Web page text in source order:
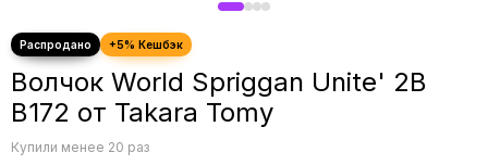
Волчок World Spriggan Unite' 2B
B172 от Takara Tomy
Купили менее 20 раз